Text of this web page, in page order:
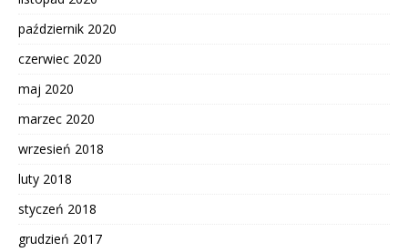
październik 2020
czerwiec 2020
maj 2020
marzec 2020
wrzesień 2018
luty 2018
styczeń 2018
grudzień 2017